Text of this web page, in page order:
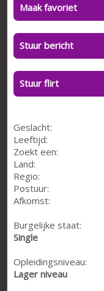
Maak favoriet
Stuur bericht
Stuur flirt
Geslacht:
Leeftijd:
Zoekt een:
Land:
Regio:
Postuur:
Afkomst:
Burgelijke staat:
Single
Opleidingsniveau:
Lager niveau